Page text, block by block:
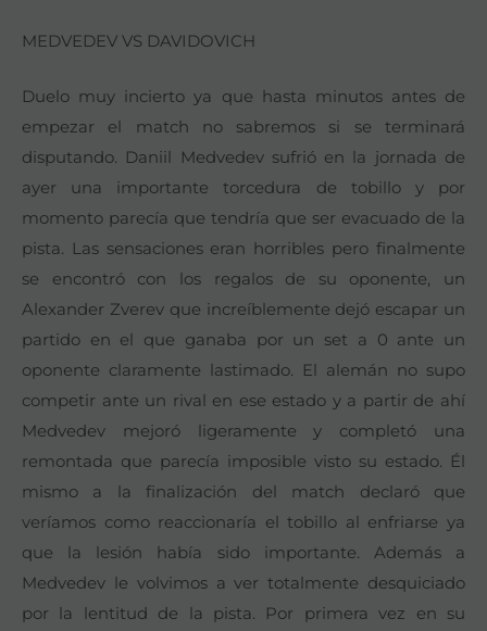
MEDVEDEV VS DAVIDOVICH
Duelo muy incierto ya que hasta minutos antes de
empezar el match no sabremos si se terminará
disputando. Daniil Medvedev sufrió en la jornada de
ayer una importante torcedura de tobillo y por
momento parecía que tendría que ser evacuado de la
pista. Las sensaciones eran horribles pero finalmente
se encontró con los regalos de su oponente, un
Alexander Zverev que increíblemente dejó escapar un
partido en el que ganaba por un set a 0 ante un
oponente claramente lastimado. El alemán no supo
competir ante un rival en ese estado y a partir de ahí
Medvedev mejoró ligeramente y completó una
remontada que parecía imposible visto su estado. Él
mismo a la finalización del match declaró que
veríamos como reaccionaría el tobillo al enfriarse ya
que la lesión había sido importante. Además a
Medvedev le volvimos a ver totalmente desquiciado
por la lentitud de la pista. Por primera vez en su